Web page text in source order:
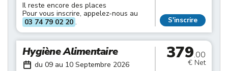
Il reste encore des places
Pour vous inscrire, appelez-nous au
03 74 79 02 20 . S'inscrire
Hygiène Alimentaire
du 09 au 10 Septembre 2026
379.00
€ Net